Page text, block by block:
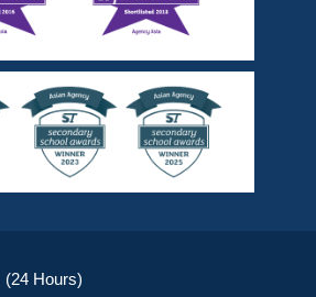
(24 Hours)